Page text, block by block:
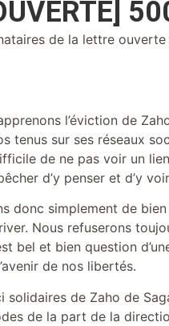
de la lettre
l’éviction de
tenus sur ses réseaux
de ne pas voir un
d’y penser et d’y
donc simplement de
Nous refuserons
bel et bien question
de nos libertés.
solidaires de Zaho de
de la part de la